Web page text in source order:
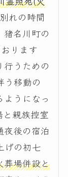
れの時間
猪名川町の
ります
行うための
う移動の
うになっ
と親族控室
夜後の宿泊
げの初七
葬場併設と